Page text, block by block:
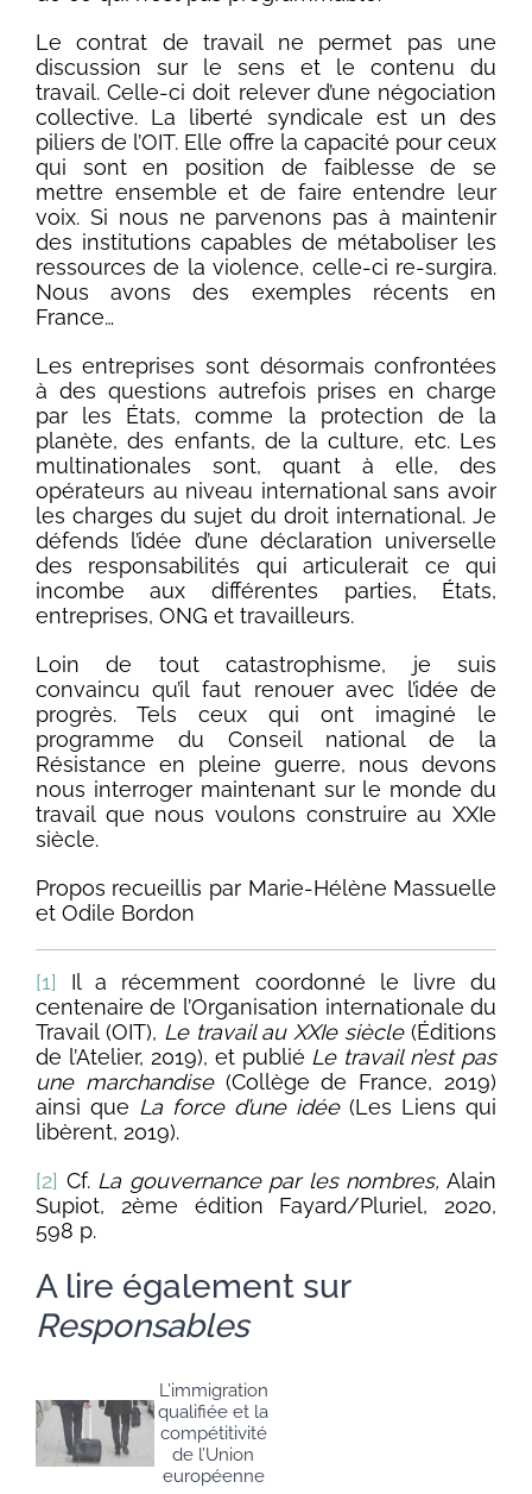
Le contrat de travail ne permet pas une
discussion sur le sens et le contenu du
travail. Celle-ci doit relever d’une négociation
collective. La liberté syndicale est un des
piliers de l’OIT. Elle offre la capacité pour ceux
qui sont en position de faiblesse de se
mettre ensemble et de faire entendre leur
voix. Si nous ne parvenons pas à maintenir
des institutions capables de métaboliser les
ressources de la violence, celle-ci re-surgira.
Nous avons des exemples récents en
France…
Les entreprises sont désormais confrontées
à des questions autrefois prises en charge
par les États, comme la protection de la
planète, des enfants, de la culture, etc. Les
multinationales sont, quant à elle, des
opérateurs au niveau international sans avoir
les charges du sujet du droit international. Je
défends l’idée d’une déclaration universelle
des responsabilités qui articulerait ce qui
incombe aux différentes parties, États,
entreprises, ONG et travailleurs.
Loin de tout catastrophisme, je suis
convaincu qu’il faut renouer avec l’idée de
progrès. Tels ceux qui ont imaginé le
programme du Conseil national de la
Résistance en pleine guerre, nous devons
nous interroger maintenant sur le monde du
travail que nous voulons construire au XXIe
siècle.
Propos recueillis par Marie-Hélène Massuelle
et Odile Bordon
[1] Il a récemment coordonné le livre du
centenaire de l’Organisation internationale du
Travail (OIT), Le travail au XXIe siècle(Éditions
de l’Atelier, 2019), et publié Le travail n’est pas
une marchandise(Collège de France, 2019)
ainsi que La force d’une idée(Les Liens qui
libèrent, 2019).
[2] Cf. La gouvernance par les nombres, Alain
Supiot, 2ème édition Fayard/Pluriel, 2020,
598 p.
A lire également sur
Responsables
L’immigration
qualifiée et la
compétitivité
de l’Union
européenne